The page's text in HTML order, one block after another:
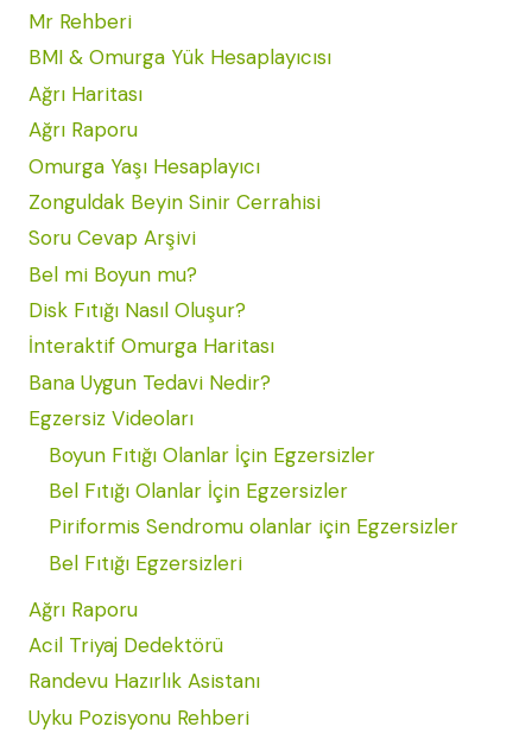
Mr Rehberi
BMI & Omurga Yük Hesaplayıcısı
Ağrı Haritası
Ağrı Raporu
Omurga Yaşı Hesaplayıcı
Zonguldak Beyin Sinir Cerrahisi
Soru Cevap Arşivi
Bel mi Boyun mu?
Disk Fıtığı Nasıl Oluşur?
İnteraktif Omurga Haritası
Bana Uygun Tedavi Nedir?
Egzersiz Videoları
Boyun Fıtığı Olanlar İçin Egzersizler
Bel Fıtığı Olanlar İçin Egzersizler
Piriformis Sendromu olanlar için Egzersizler
Bel Fıtığı Egzersizleri
Ağrı Raporu
Acil Triyaj Dedektörü
Randevu Hazırlık Asistanı
Uyku Pozisyonu Rehberi